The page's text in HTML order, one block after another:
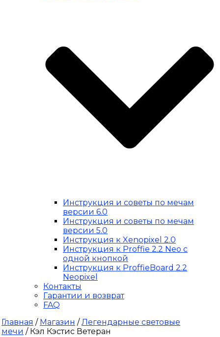
Инструкция и советы по мечам
версии 6.0
Инструкция и советы по мечам
версии 5.0
Инструкция к Xenopixel 2.0
Инструкция к Proffie 2.2 Neo с
одной кнопкой
Инструкция к ProffieBoard 2.2
Neopixel
Контакты
Гарантии и возврат
FAQ
Главная / Магазин /Легендарные световые
мечи / Кэл Кэстис Ветеран